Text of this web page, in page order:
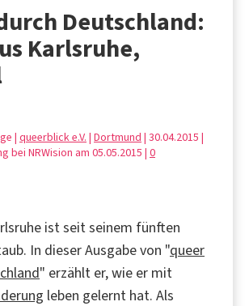
Deutschland:
Karlsruhe,
| queerblick e.V. | Dortmund | 30.04.2015 |
bei NRWision am 05.05.2015 | 0
ist seit seinem fünften
In dieser Ausgabe von "queer
" erzählt er, wie er mit
leben gelernt hat. Als